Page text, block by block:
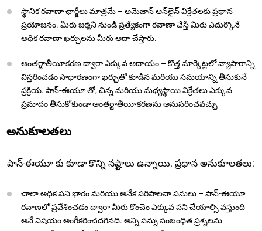
స్థానిక రవాణా ఛార్జీలు మాత్రమే – అమెజాన్ ఆన్‌లైన్ విక్రేతలకు ప్రధాన
ప్రయోజనం. మీరు జర్మనీ నుండి ప్రత్యేకంగా రవాణా చేస్తే మీరు ఎదుర్కొనే
అధిక రవాణా ఖర్చులను మీరు ఆదా చేస్తారు.
అంతర్జాతీయీకరణ ద్వారా ఎక్కువ ఆదాయం – కొత్త మార్కెట్లలో వ్యాపారాన్ని
విస్తరించడం సాధారణంగా ఖర్చుతో కూడిన మరియు సమయాన్ని తీసుకునే
ప్రక్రియ. పాన్-ఈయూ తో, చిన్న మరియు మధ్యస్థాయి విక్రేతలు ఎక్కువ
ప్రమాదం తీసుకోకుండా అంతర్జాతీయీకరణను అనుసరించవచ్చు
అనుకూలతలు
పాన్-ఈయూ కు కూడా కొన్ని నష్టాలు ఉన్నాయి. ప్రధాన అనుకూలతలు:
చాలా అధిక పని భారం మరియు అనేక పరిపాలనా పనులు – పాన్-ఈయూ
రవాణలో ప్రవేశించడం ద్వారా మీరు కొంచెం ఎక్కువ పని చేయాల్సి వస్తుంది
అనే విషయం అంగీకరించదగినది. అన్ని పన్ను సంబంధిత ప్రశ్నలను